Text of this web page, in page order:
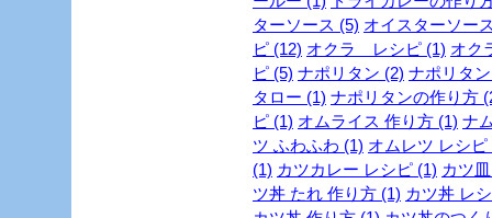
ターソース (5) オイスターソー
ピ (12) オクラ レシピ (1) オク
ピ (5) ナポリタン (2) ナポリタ
タロー (1) ナポリタンの作り方
ピ (1) オムライス 作り方 (1) ナ
ツ ふわふわ (1) オムレツ レシピ
(1) カツカレー レシピ (1) カツ
ツ丼 たれ 作り方 (1) カツ丼 レ